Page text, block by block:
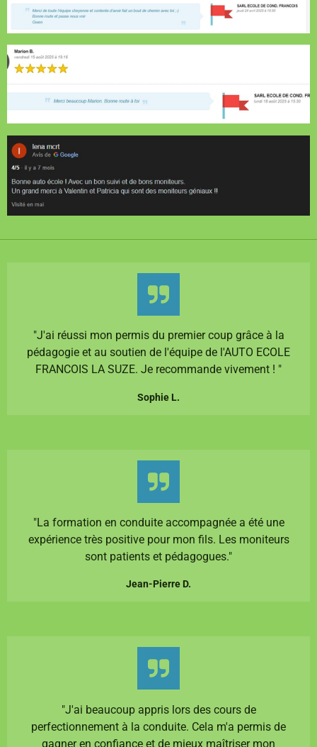
"J'ai réussi mon permis du premier coup grâce à la
pédagogie et au soutien de l'équipe de l'AUTO ECOLE
FRANCOIS LA SUZE. Je recommande vivement ! "
Sophie L.
"La formation en conduite accompagnée a été une
expérience très positive pour mon fils. Les moniteurs
sont patients et pédagogues."
Jean-Pierre D.
"J'ai beaucoup appris lors des cours de
perfectionnement à la conduite. Cela m'a permis de
gagner en confiance et de mieux maîtriser mon